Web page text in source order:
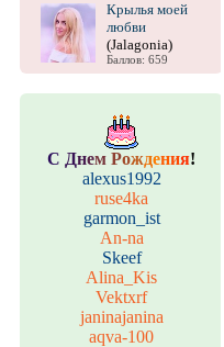
Крылья моей
любви
(Jalagonia)
Баллов: 659
С Днем Рождения!
alexus1992
ruse4ka
garmon_ist
An-na
Skeef
Alina_Kis
Vektxrf
janinajanina
aqva-100